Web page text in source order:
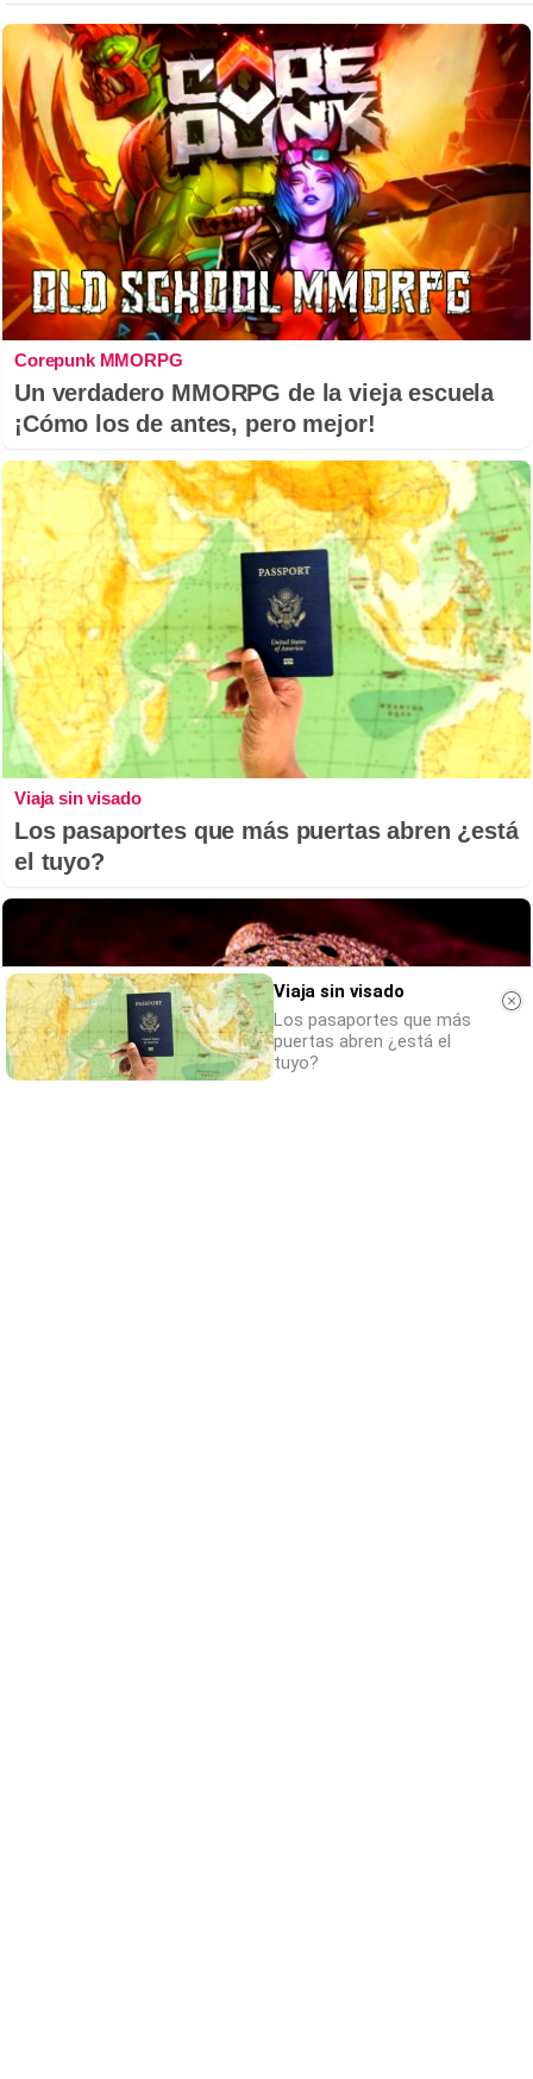
Corepunk MMORPG
Un verdadero MMORPG de la vieja escuela
¡Cómo los de antes, pero mejor!
Viaja sin visado
Los pasaportes que más puertas abren ¿está
el tuyo?
Viaja sin visado
Los pasaportes que más
puertas abren ¿está el
tuyo?